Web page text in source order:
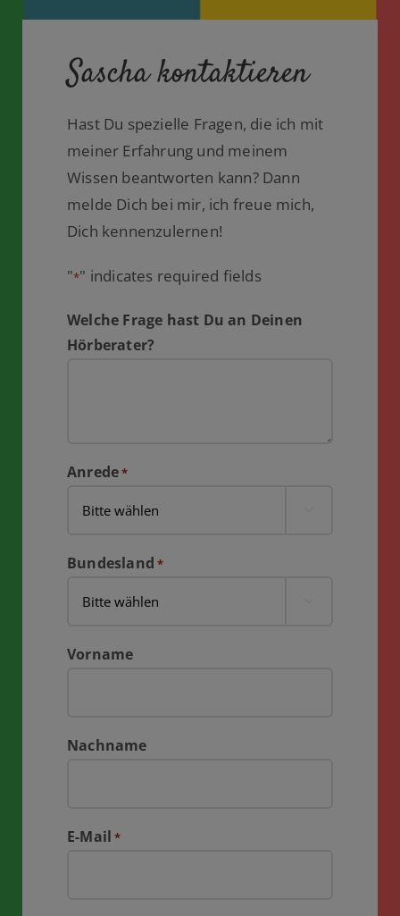
Sascha kontaktieren
Hast Du spezielle Fragen, die ich mit
meiner Erfahrung und meinem
Wissen beantworten kann? Dann
melde Dich bei mir, ich freue mich,
Dich kennenzulernen!
"*" indicates required fields
Welche Frage hast Du an Deinen
Hörberater?
Anrede*
Bundesland *
Vorname
Nachname
E-Mail *